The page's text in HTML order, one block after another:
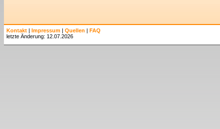
Kontakt | Impressum | Quellen | FAQ
letzte Änderung: 12.07.2026